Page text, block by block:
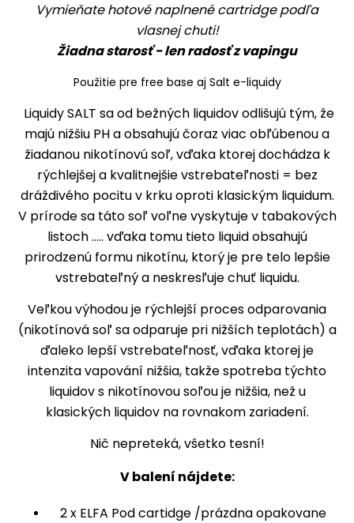
Vymieňate hotové naplnené cartridge podľa
vlasnej chuti!
Žiadna starosť - len radosť z vapingu
Použitie pre free base aj Salt e-liquidy
Liquidy SALT sa od bežných liquidov odlišujú tým, že
majú nižšiu PH a obsahujú čoraz viac obľúbenou a
žiadanou nikotínovú soľ, vďaka ktorej dochádza k
rýchlejšej a kvalitnejšie vstrebateľnosti = bez
dráždivého pocitu v krku oproti klasickým liquidum.
V prírode sa táto soľ voľne vyskytuje v tabakových
listoch ..... vďaka tomu tieto liquid obsahujú
prirodzenú formu nikotínu, ktorý je pre telo lepšie
vstrebateľný a neskresľuje chuť liquidu.
Veľkou výhodou je rýchlejší proces odparovania
(nikotínová soľ sa odparuje pri nižších teplotách) a
ďaleko lepší vstrebateľnosť, vďaka ktorej je
intenzita vapování nižšia, takže spotreba týchto
liquidov s nikotínovou soľou je nižšia, než u
klasických liquidov na rovnakom zariadení.
Nič nepreteká, všetko tesní!
V balení nájdete:
2 x ELFA Pod cartidge /prázdna opakovane